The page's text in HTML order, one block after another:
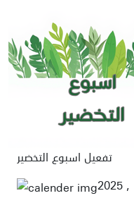
تفعيل اسبوع التخضير